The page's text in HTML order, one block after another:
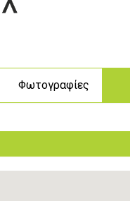
Φωτογραφίες